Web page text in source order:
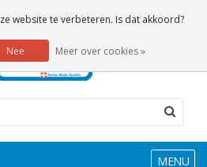
0 Artikelen
MENU
website te verbeteren. Is dat akkoord?
Nee Meer over cookies »